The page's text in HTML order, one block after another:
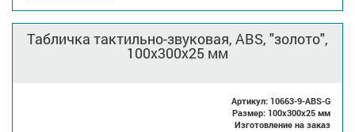
Табличка тактильно-звуковая, ABS, "золото",
100x300x25 мм
Артикул: 10663-9-ABS-G
Размер: 100x300x25 мм
Изготовление на заказ